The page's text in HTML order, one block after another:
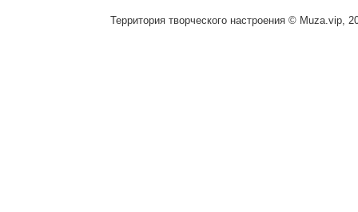
Территория творческого настроения © Muza.vip,